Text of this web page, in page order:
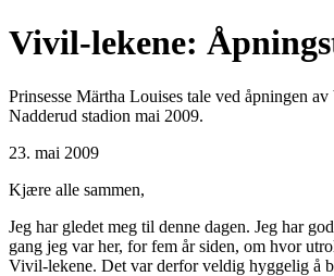
Vivil-lekene:
Prinsesse Märtha Louises tale ved åpningen
Nadderud stadion mai 2009.
23. mai 2009
Kjære alle sammen,
Jeg har gledet meg til denne dagen. Jeg har
gang jeg var her, for fem år siden, om hvor
Vivil-lekene. Det var derfor veldig hyggelig å